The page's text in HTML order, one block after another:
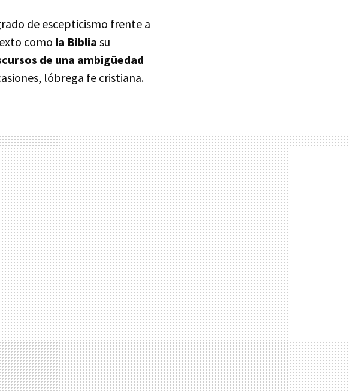
de escepticismo frente a
como la Biblia su
de una ambigüedad
lóbrega fe cristiana.